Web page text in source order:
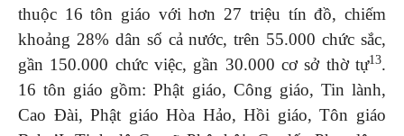
thuộc 16 tôn giáo với hơn 27 triệu tín đồ, chiếm
khoảng 28% dân số cả nước, trên 55.000 chức sắc,
gần 150.000 chức việc, gần 30.000 cơ sở thờ tự13.
16 tôn giáo gồm: Phật giáo, Công giáo, Tin lành,
Cao Đài, Phật giáo Hòa Hảo, Hồi giáo, Tôn giáo